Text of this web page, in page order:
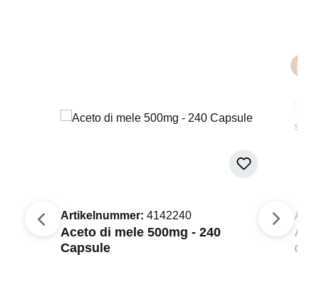
4142240
di mele 500mg - 240
Suggerimento
Artikelnummer:
Artiglio del
di salice - 180